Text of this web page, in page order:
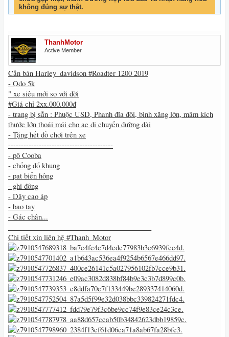
không đúng sự thật.
ThanhMotor
Active Member
Cần bán Harley_davidson #Roadter 1200 2019
- Odo 5k
" xe siêu mới so với đời
#Giá chỉ 2xx.000.000đ
- trang bị sẵn : Phuộc USD, Phanh đĩa đôi, bình xăng lớn, mâm kích
thước lớn thoái mái cho ae di chuyển đường dài
- Tặng hết đồ chơi trên xe
-----------------------------------------
- pô Cooba
- chống đổ khung
- pat biển hông
- ghi đông
- Dây cao áp
- bao tay
- Gác chân...
Chi tiết xin liên hệ #Thanh_Motor